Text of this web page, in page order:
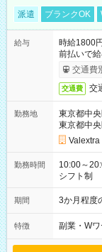
派遣 ブランクOK
給与
時給1800
前払いで
交通費
交通費 交
勤務地
東京都中
東京都中
Valextra
勤務時間
10:00～20:00 実働7.5時間／休憩1.5時間 営業時
シフト制
期間 3か月程度
特徴 副業・W